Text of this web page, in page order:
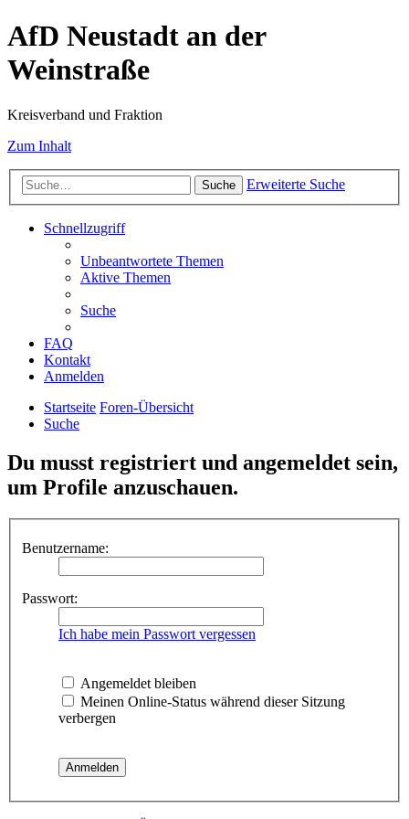
AfD Neustadt an der
Weinstraße
Kreisverband und Fraktion
Zum Inhalt
Suche Erweiterte Suche
Schnellzugriff
Unbeantwortete Themen
Aktive Themen
Suche
FAQ
Kontakt
Anmelden
Startseite Foren-Übersicht
Suche
Du musst registriert und angemeldet sein,
um Profile anzuschauen.
Benutzername:
Passwort:
Ich habe mein Passwort vergessen
Angemeldet bleiben
Meinen Online-Status während dieser Sitzung
verbergen